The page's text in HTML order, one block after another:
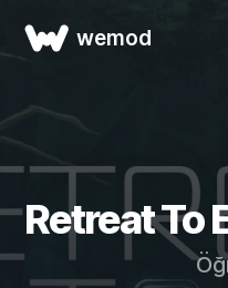
wemod
Retreat To